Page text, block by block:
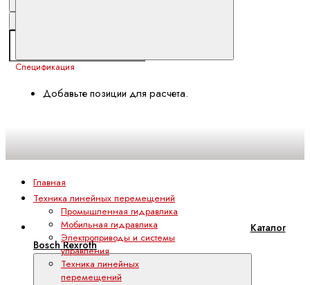
Спецификация
Добавьте позиции для расчета.
Каталог
Bosch Rexroth
Главная
Техника линейных перемещений
Промышленная гидравлика
Мобильная гидравлика
Электроприводы и системы
управления
Техника линейных
перемещений